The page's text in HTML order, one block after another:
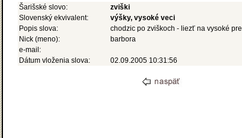
Šarišské slovo:
zviški
Slovenský ekvivalent:
výšky, vysoké veci
Popis slova:
chodzic po zviškoch - liezť na vysoké
Nick (meno):
barbora
e-mail:
Dátum vloženia slova:
02.09.2005 10:31:56